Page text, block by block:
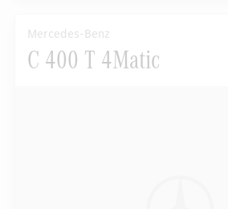
Mercedes-Benz
C 400 T 4Matic